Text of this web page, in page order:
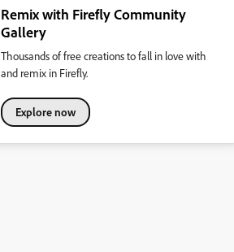
Remix with Firefly Community
Gallery
Thousands of free creations to fall in love with
and remix in Firefly.
Explore now